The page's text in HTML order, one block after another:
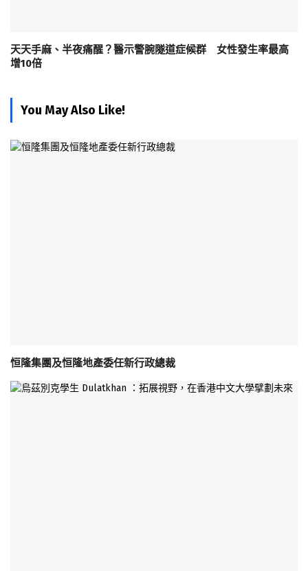
天天手麻、半夜痛醒？醫示警腕隧道症候群 女性發生率最高
增10倍
You May Also Like!
恒隆集團及恒隆地產委任新行政總裁